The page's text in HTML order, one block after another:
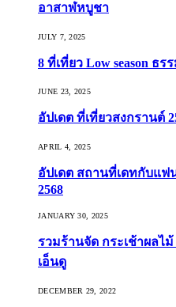
อาสาฬหบูชา
JULY 7, 2025
8 ที่เที่ยว Low season ธ
JUNE 23, 2025
อัปเดต ที่เที่ยวสงกรานต์
APRIL 4, 2025
อัปเดต สถานที่เดทกับแ
2568
JANUARY 30, 2025
รวมร้านจัด กระเช้าผลไ
เอ็นดู
DECEMBER 29, 2022